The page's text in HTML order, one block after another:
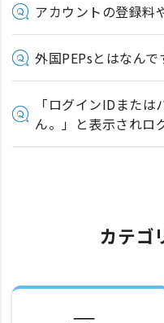
アカウントの登録料
外国PEPsとはなんで
「ログインIDまた
ん。」と表示されロ
カテゴ